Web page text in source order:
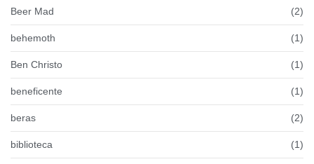
Beer Mad (2)
behemoth (1)
Ben Christo (1)
beneficente (1)
beras (2)
biblioteca (1)